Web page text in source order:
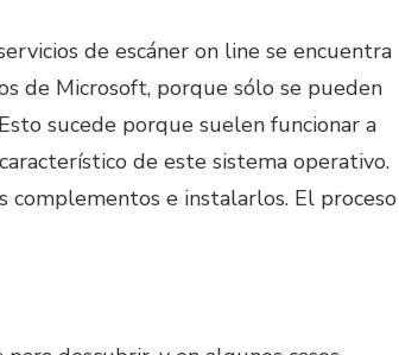
de escáner on line se encuentra
de Microsoft, porque sólo se pueden
sucede porque suelen funcionar a
de este sistema operativo.
complementos e instalarlos. El proceso